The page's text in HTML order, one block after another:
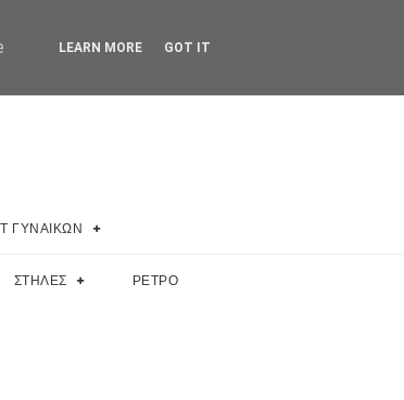
ΓΥΝΑΙΚΩΝ
ΣΤΗΛΕΣ ΡΕΤΡΟ
LEARN MORE GOT IT